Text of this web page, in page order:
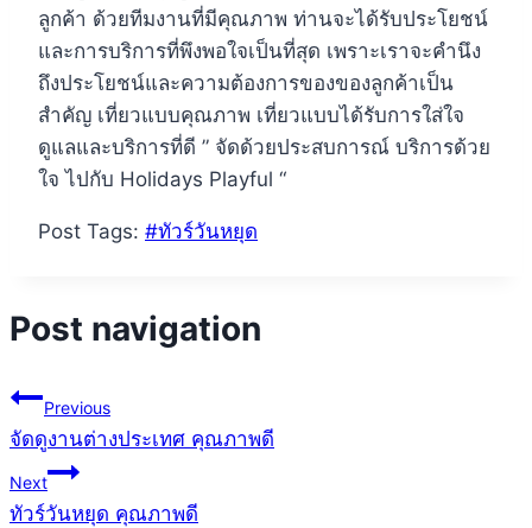
ลูกค้า ด้วยทีมงานที่มีคุณภาพ ท่านจะได้รับประโยชน์
และการบริการที่พึงพอใจเป็นที่สุด เพราะเราจะคำนึง
ถึงประโยชน์และความต้องการของของลูกค้าเป็น
สำคัญ เที่ยวแบบคุณภาพ เที่ยวแบบได้รับการใส่ใจ
ดูแลและบริการที่ดี ” จัดด้วยประสบการณ์ บริการด้วย
ใจ ไปกับ Holidays Playful “
Post Tags: #ทัวร์วันหยุด
Post navigation
Previous
จัดดูงานต่างประเทศ คุณภาพดี
Next
ทัวร์วันหยุด คุณภาพดี